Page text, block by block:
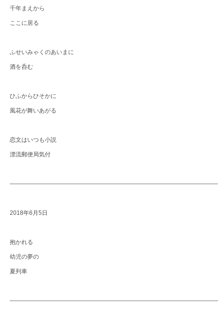
千年まえから
ここに居る
ふせいみゃくのあいまに
酒を呑む
ひふからひそかに
風花が舞いあがる
恋文はいつも小説
漂流郵便局気付
2018年6月5日
抱かれる
幼児の夢の
夏列車